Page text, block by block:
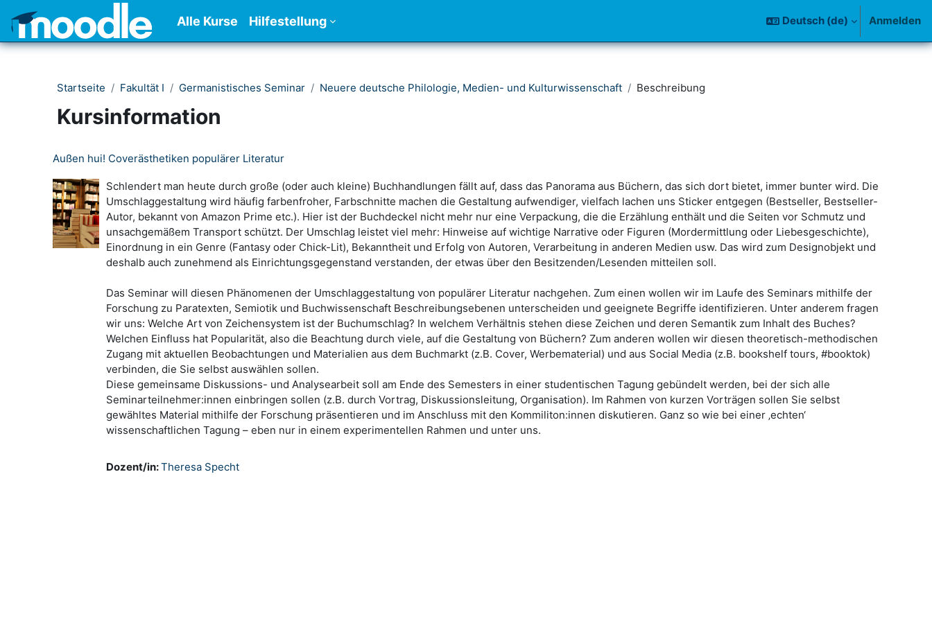
Alle Kurse Hilfestellung Deutsch ‎(de)‎ Anmelden
Startseite Fakultät I Germanistisches Seminar Neuere deutsche Philologie, Medien- und Kulturwissenschaft Beschreibung
Kursinformation
Außen hui! Coverästhetiken populärer Literatur
Schlendert man heute durch große (oder auch kleine) Buchhandlungen fällt auf, dass das Panorama aus Büchern, das sich dort bietet, immer bunter wird. Die
Umschlaggestaltung wird häufig farbenfroher, Farbschnitte machen die Gestaltung aufwendiger, vielfach lachen uns Sticker entgegen (Bestseller, Bestseller-
Autor, bekannt von Amazon Prime etc.). Hier ist der Buchdeckel nicht mehr nur eine Verpackung, die die Erzählung enthält und die Seiten vor Schmutz und
unsachgemäßem Transport schützt. Der Umschlag leistet viel mehr: Hinweise auf wichtige Narrative oder Figuren (Mordermittlung oder Liebesgeschichte),
Einordnung in ein Genre (Fantasy oder Chick-Lit), Bekanntheit und Erfolg von Autoren, Verarbeitung in anderen Medien usw. Das wird zum Designobjekt und
deshalb auch zunehmend als Einrichtungsgegenstand verstanden, der etwas über den Besitzenden/Lesenden mitteilen soll.
Das Seminar will diesen Phänomenen der Umschlaggestaltung von populärer Literatur nachgehen. Zum einen wollen wir im Laufe des Seminars mithilfe der
Forschung zu Paratexten, Semiotik und Buchwissenschaft Beschreibungsebenen unterscheiden und geeignete Begriffe identifizieren. Unter anderem fragen
wir uns: Welche Art von Zeichensystem ist der Buchumschlag? In welchem Verhältnis stehen diese Zeichen und deren Semantik zum Inhalt des Buches?
Welchen Einfluss hat Popularität, also die Beachtung durch viele, auf die Gestaltung von Büchern? Zum anderen wollen wir diesen theoretisch-methodischen
Zugang mit aktuellen Beobachtungen und Materialien aus dem Buchmarkt (z.B. Cover, Werbematerial) und aus Social Media (z.B. bookshelf tours, #booktok)
verbinden, die Sie selbst auswählen sollen.
Diese gemeinsame Diskussions- und Analysearbeit soll am Ende des Semesters in einer studentischen Tagung gebündelt werden, bei der sich alle
Seminarteilnehmer:innen einbringen sollen (z.B. durch Vortrag, Diskussionsleitung, Organisation). Im Rahmen von kurzen Vorträgen sollen Sie selbst
gewähltes Material mithilfe der Forschung präsentieren und im Anschluss mit den Kommiliton:innen diskutieren. Ganz so wie bei einer ‚echten‘
wissenschaftlichen Tagung – eben nur in einem experimentellen Rahmen und unter uns.
Dozent/in:Theresa Specht